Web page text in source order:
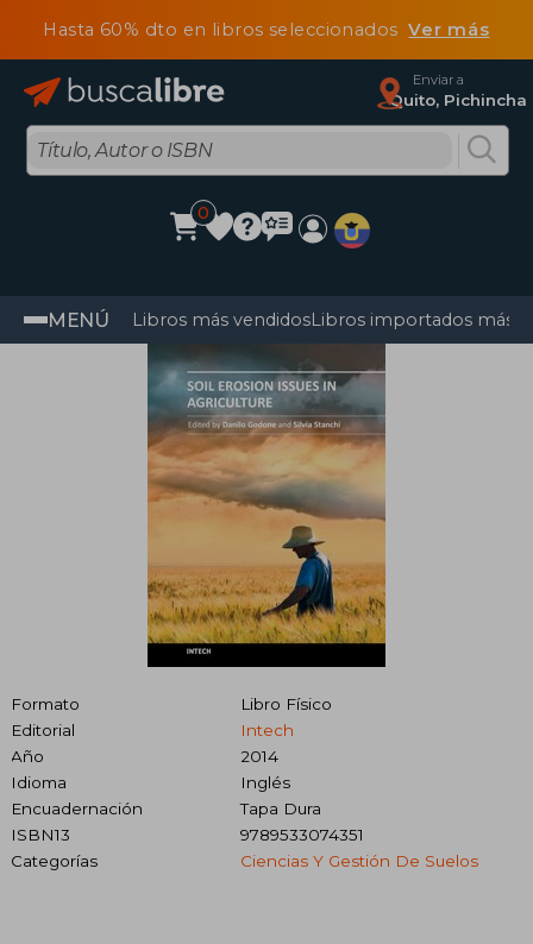
Hasta 60% dto en libros seleccionadosVer más
Enviar a
Quito, Pichincha
0
MENÚ Libros más vendidosLibros importados más
Formato
Libro Físico
Editorial
Intech
Año
2014
Idioma
Inglés
Encuadernación
Tapa Dura
ISBN13
9789533074351
Categorías
Ciencias Y Gestión De Suelos